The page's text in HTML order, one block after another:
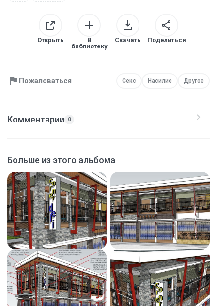
Открыть
В
библиотеку
Скачать Поделиться
Пожаловаться Секс Насилие Другое
Комментарии 0
Больше из этого альбома